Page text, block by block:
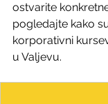
ostvarite
pogledajte kako
korporativni
u Valjevu.